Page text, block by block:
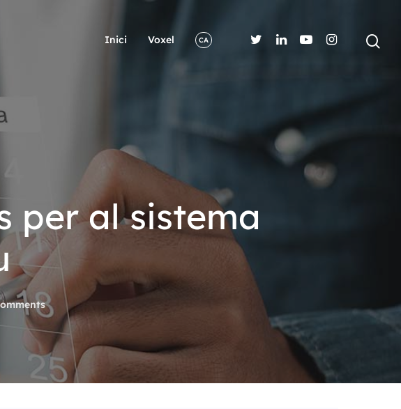
Inici Voxel CA
per al sistema